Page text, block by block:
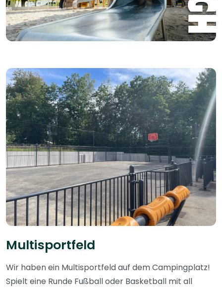
Multisportfeld
Wir haben ein Multisportfeld auf dem Campingplatz!
Spielt eine Runde Fußball oder Basketball mit all